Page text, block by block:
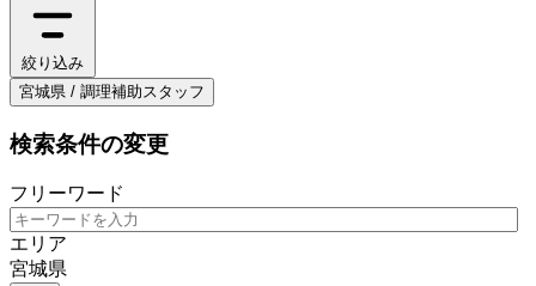
絞り込み
宮城県 / 調理補助スタッフ
検索条件の変更
フリーワード
エリア
宮城県